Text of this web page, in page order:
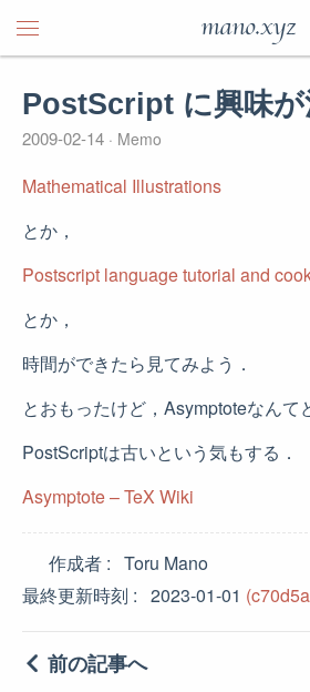
mano.xyz
PostScript に興味が
2009-02-14 Memo
Mathematical Illustrations
とか，
Postscript language tutorial and
とか，
時間ができたら見てみよう．
とおもったけど，Asymptoteなんて
PostScriptは古いという気もする．
Asymptote – TeX Wiki
作成者
Toru Mano
最終更新時刻
2023-01-01
前の記事へ